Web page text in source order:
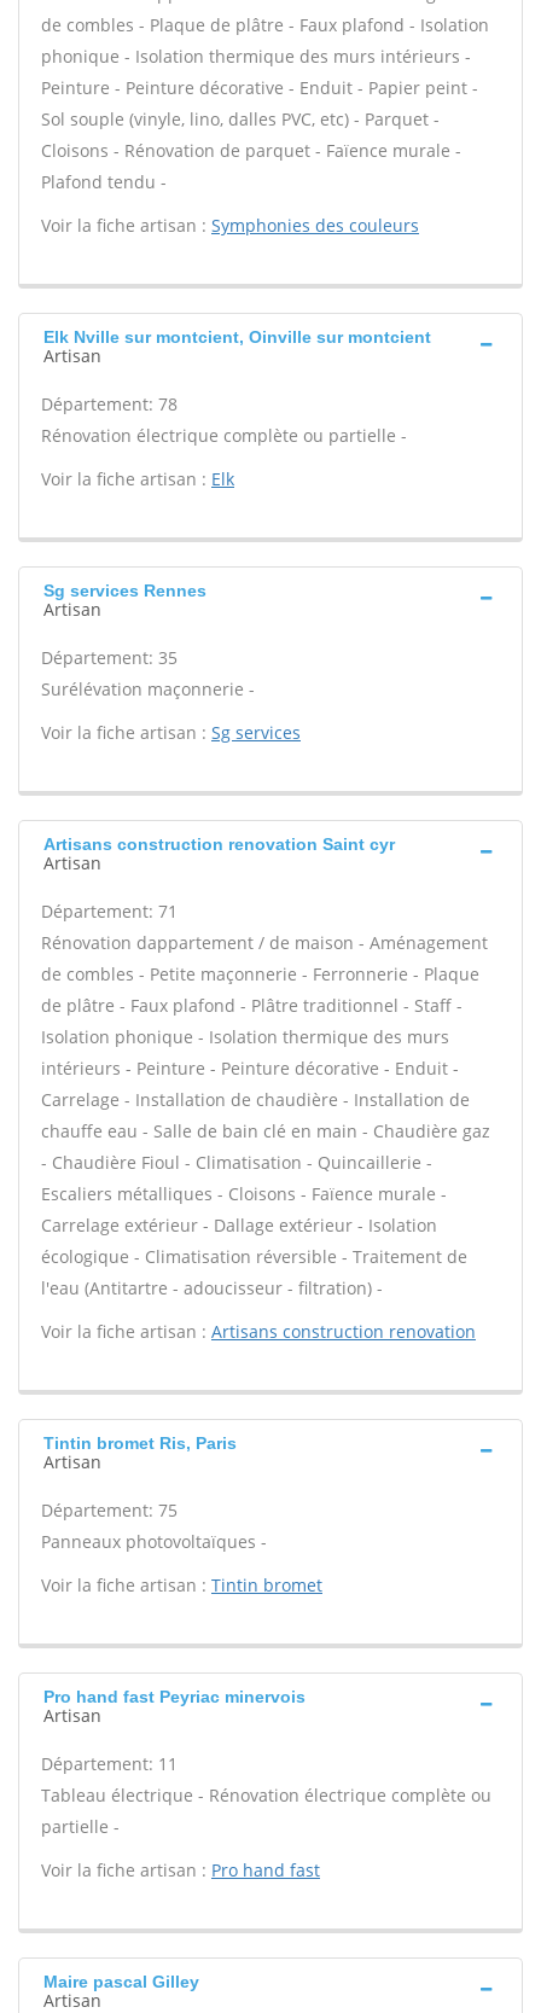
de combles - Plaque de plâtre - Faux plafond - Isolation
phonique - Isolation thermique des murs intérieurs -
Peinture - Peinture décorative - Enduit - Papier peint -
Sol souple (vinyle, lino, dalles PVC, etc) - Parquet -
Cloisons - Rénovation de parquet - Faïence murale -
Plafond tendu -
Voir la fiche artisan : Symphonies des couleurs
Elk Nville sur montcient, Oinville sur montcient
Artisan
Département: 78
Rénovation électrique complète ou partielle -
Voir la fiche artisan : Elk
Sg services Rennes
Artisan
Département: 35
Surélévation maçonnerie -
Voir la fiche artisan : Sg services
Artisans construction renovation Saint cyr
Artisan
Département: 71
Rénovation dappartement / de maison - Aménagement
de combles - Petite maçonnerie - Ferronnerie - Plaque
de plâtre - Faux plafond - Plâtre traditionnel - Staff -
Isolation phonique - Isolation thermique des murs
intérieurs - Peinture - Peinture décorative - Enduit -
Carrelage - Installation de chaudière - Installation de
chauffe eau - Salle de bain clé en main - Chaudière gaz
- Chaudière Fioul - Climatisation - Quincaillerie -
Escaliers métalliques - Cloisons - Faïence murale -
Carrelage extérieur - Dallage extérieur - Isolation
écologique - Climatisation réversible - Traitement de
l'eau (Antitartre - adoucisseur - filtration) -
Voir la fiche artisan : Artisans construction renovation
Tintin bromet Ris, Paris
Artisan
Département: 75
Panneaux photovoltaïques -
Voir la fiche artisan : Tintin bromet
Pro hand fast Peyriac minervois
Artisan
Département: 11
Tableau électrique - Rénovation électrique complète ou
partielle -
Voir la fiche artisan : Pro hand fast
Maire pascal Gilley
Artisan